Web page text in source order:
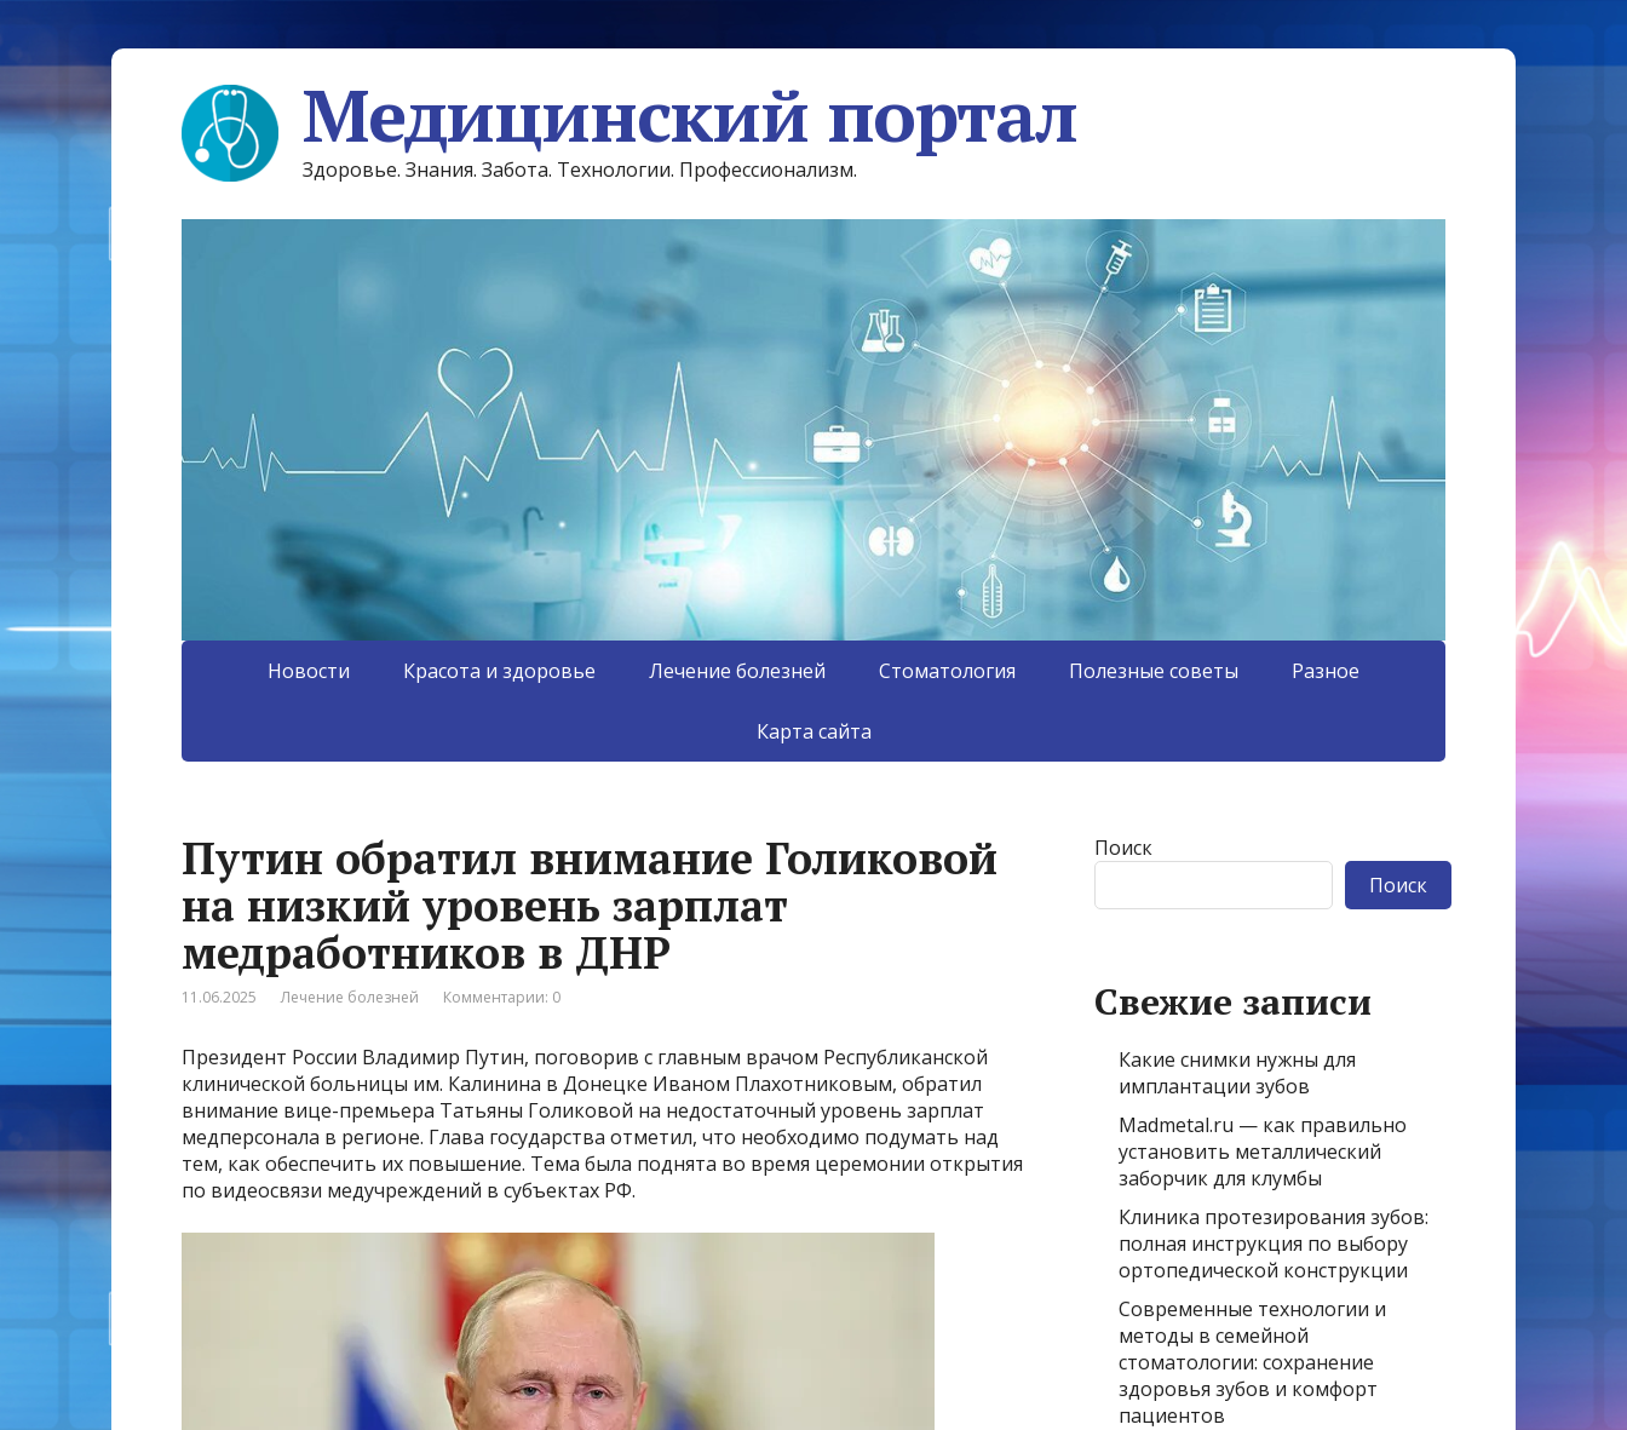
Медицинский портал
Здоровье. Знания. Забота. Технологии. Профессионализм.
Новости Красота и здоровье Лечение болезней Стоматология Полезные советы Разное
Карта сайта
Путин обратил внимание Голиковой
на низкий уровень зарплат
медработников в ДНР
11.06.2025 Лечение болезней Комментарии: 0
Президент России Владимир Путин, поговорив с главным врачом Республиканской
клинической больницы им. Калинина в Донецке Иваном Плахотниковым, обратил
внимание вице-премьера Татьяны Голиковой на недостаточный уровень зарплат
медперсонала в регионе. Глава государства отметил, что необходимо подумать над
тем, как обеспечить их повышение. Тема была поднята во время церемонии открытия
по видеосвязи медучреждений в субъектах РФ.
Поиск
Поиск
Свежие записи
Какие снимки нужны для
имплантации зубов
Madmetal.ru — как правильно
установить металлический
заборчик для клумбы
Клиника протезирования зубов:
полная инструкция по выбору
ортопедической конструкции
Современные технологии и
методы в семейной
стоматологии: сохранение
здоровья зубов и комфорт
пациентов